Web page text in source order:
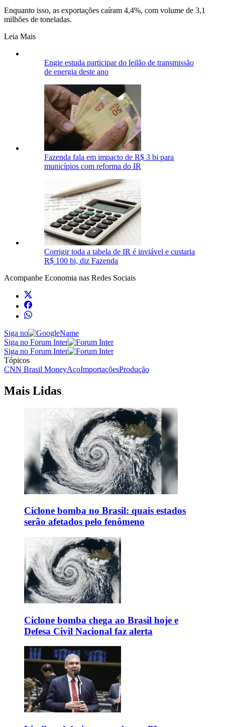
Enquanto isso, as exportações caíram 4,4%, com volume de 3,1
milhões de toneladas.
Leia Mais
Engie estuda participar do leilão de transmissão
de energia deste ano
Fazenda fala em impacto de R$ 3 bi para
municípios com reforma do IR
Corrigir toda a tabela de IR é inviável e custaria
R$ 100 bi, diz Fazenda
Acompanhe Economia nas Redes Sociais
Siga no
Siga no Forum Inter
Siga no Forum Inter
Tópicos
CNN Brasil MoneyAçoImportaçõesProdução
Mais Lidas
Ciclone bomba no Brasil: quais estados
serão afetados pelo fenômeno
Ciclone bomba chega ao Brasil hoje e
Defesa Civil Nacional faz alerta